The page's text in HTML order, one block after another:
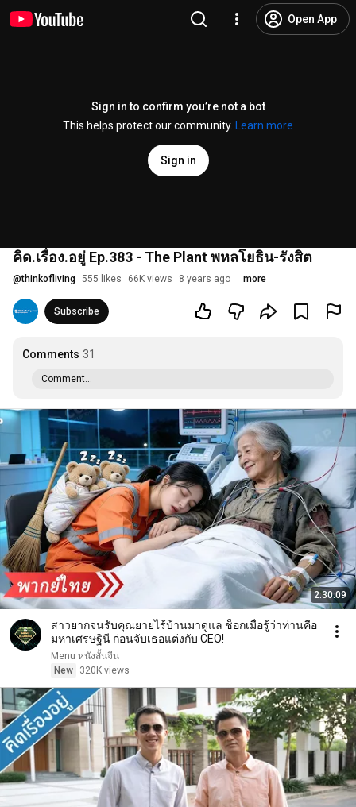
Open App
Sign in to confirm you’re not a bot
This helps protect our community.
Learn more
Sign in
คิด.เรื่อง.อยู่ Ep.383 - The Plant พหลโยธิน-รังสิต
@thinkofliving 555 likes 66K views 8 years ago more
Subscribe
Comments 31
Comment...
2:30:09
สาวยากจนรับคุณยายไร้บ้านมาดูแล ช็อกเมื่อรู้ว่าท่านคือ
มหาเศรษฐินี ก่อนจับเธอแต่งกับ CEO!
Menu หนังสั้นจีน
New
320K views